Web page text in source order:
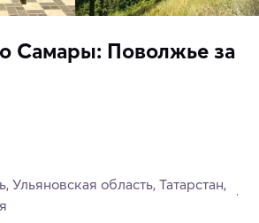
Самары: Поволжье за
Ульяновская область Татарстан